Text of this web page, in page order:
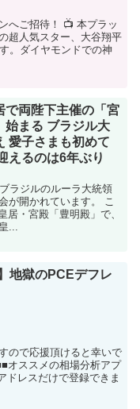
へご招待！ 📺 本プラッ
超人気スター、大谷翔平
。ダイヤモンドでの神
で両陛下主催の「宮
始まる ブラジル大
愛子さまも初めて
えるのは6年ぶり
ラジルのルーラ大統領
が開かれています。 こ
居・宮殿「豊明殿」で、
...
地獄のPCEデフレ
ので応援頂けると幸いで
オススメの相場分析アプ
ドレスだけで登録できま